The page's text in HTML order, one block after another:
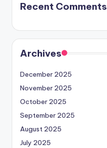
Recent Comments
Archives
December 2025
November 2025
October 2025
September 2025
August 2025
July 2025